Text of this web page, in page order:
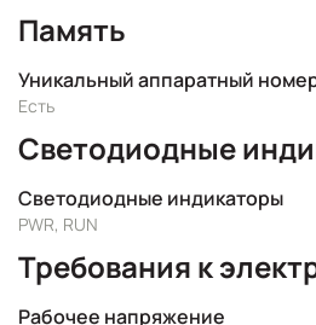
Память
Уникальный аппаратный
Есть
Светодиодные
Светодиодные индикаторы
PWR, RUN
Требования к
Рабочее напряжение